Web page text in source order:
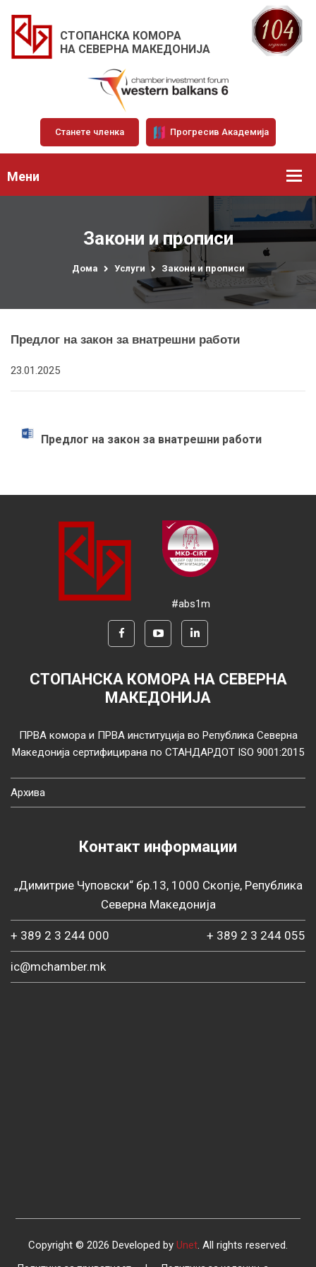
СТОПАНСКА КОМОРА
НА СЕВЕРНА МАКЕДОНИЈА
Станете членка Прогресив Академија
Мени
Закони и прописи
Дома Услуги Закони и прописи
Предлог на закон за внатрешни работи
23.01.2025
Предлог на закон за внатрешни работи
#abs1m
СТОПАНСКА КОМОРА НА СЕВЕРНА
МАКЕДОНИЈА
ПРВА комора и ПРВА институција во Република Северна
Македонија сертифицирана по СТАНДАРДОТ ISO 9001:2015
Архива
Контакт информации
„Димитрие Чуповски“ бр.13, 1000 Скопје, Република
Северна Македонија
+ 389 2 3 244 000 + 389 2 3 244 055
ic@mchamber.mk
Copyright © 2026 Developed by Unet . All rights reserved.